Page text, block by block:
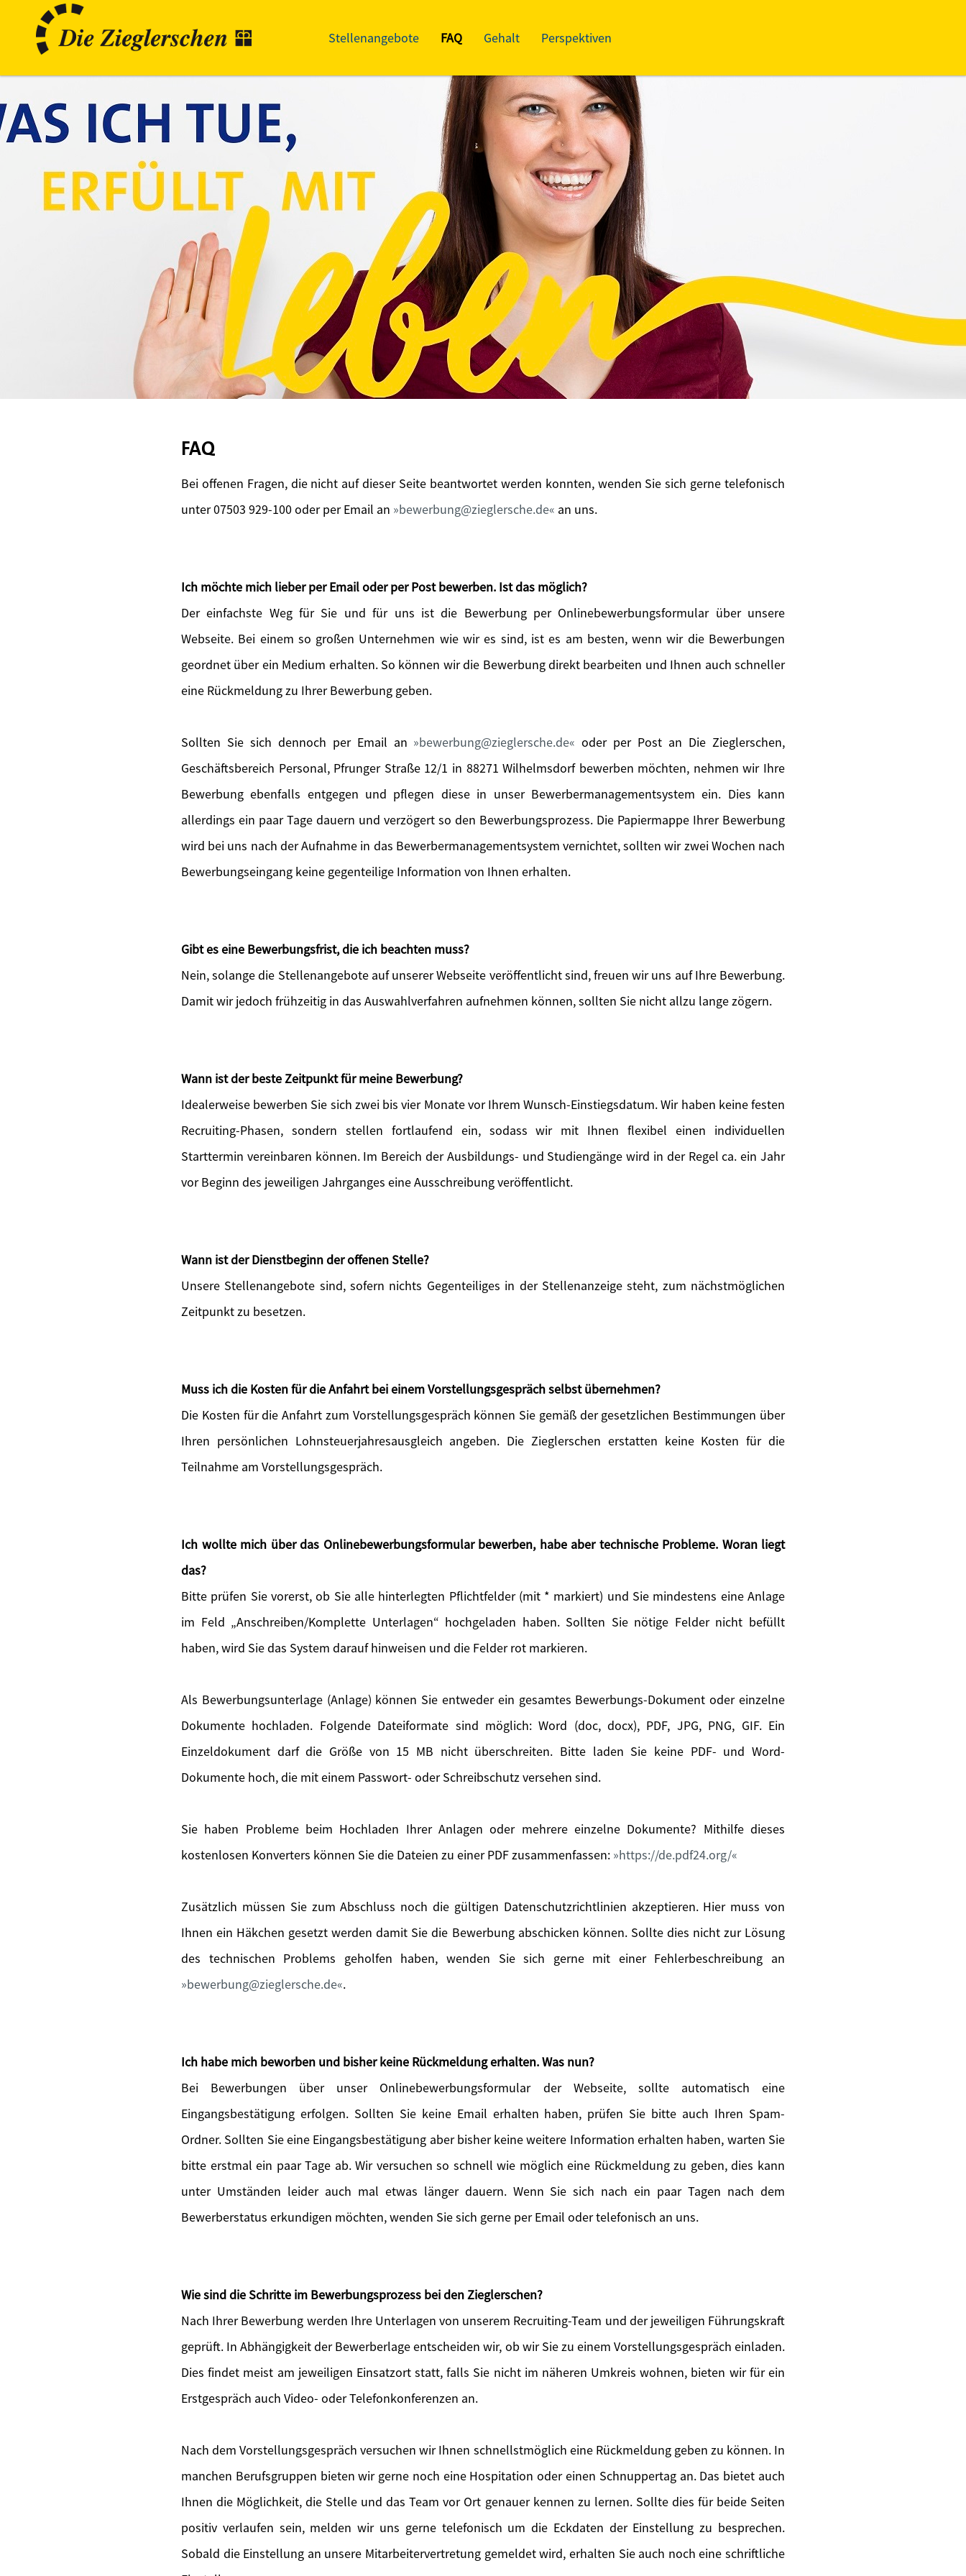
Stellenangebote FAQ Gehalt Perspektiven
FAQ
Bei offenen Fragen, die nicht auf dieser Seite beantwortet werden konnten, wenden Sie sich gerne telefonisch
unter 07503 929-100 oder per Email an
bewerbung@zieglersche.de an uns.
Ich möchte mich lieber per Email oder per Post bewerben. Ist das möglich?
Der einfachste Weg für Sie und für uns ist die Bewerbung per Onlinebewerbungsformular über unsere
Webseite. Bei einem so großen Unternehmen wie wir es sind, ist es am besten, wenn wir die Bewerbungen
geordnet über ein Medium erhalten. So können wir die Bewerbung direkt bearbeiten und Ihnen auch schneller
eine Rückmeldung zu Ihrer Bewerbung geben.
Sollten Sie sich dennoch per Email an bewerbung@zieglersche.de
oder per Post an Die Zieglerschen,
Geschäftsbereich Personal, Pfrunger Straße 12/1 in 88271 Wilhelmsdorf bewerben möchten, nehmen wir Ihre
Bewerbung ebenfalls entgegen und pflegen diese in unser Bewerbermanagementsystem ein. Dies kann
allerdings ein paar Tage dauern und verzögert so den Bewerbungsprozess. Die Papiermappe Ihrer Bewerbung
wird bei uns nach der Aufnahme in das Bewerbermanagementsystem vernichtet, sollten wir zwei Wochen nach
Bewerbungseingang keine gegenteilige Information von Ihnen erhalten.
Gibt es eine Bewerbungsfrist, die ich beachten muss?
Nein, solange die Stellenangebote auf unserer Webseite veröffentlicht sind, freuen wir uns auf Ihre Bewerbung.
Damit wir jedoch frühzeitig in das Auswahlverfahren aufnehmen können, sollten Sie nicht allzu lange zögern.
Wann ist der beste Zeitpunkt für meine Bewerbung?
Idealerweise bewerben Sie sich zwei bis vier Monate vor Ihrem Wunsch-Einstiegsdatum. Wir haben keine festen
Recruiting-Phasen, sondern stellen fortlaufend ein, sodass wir mit Ihnen flexibel einen individuellen
Starttermin vereinbaren können. Im Bereich der Ausbildungs- und Studiengänge wird in der Regel ca. ein Jahr
vor Beginn des jeweiligen Jahrganges eine Ausschreibung veröffentlicht.
Wann ist der Dienstbeginn der offenen Stelle?
Unsere Stellenangebote sind, sofern nichts Gegenteiliges in der Stellenanzeige steht, zum nächstmöglichen
Zeitpunkt zu besetzen.
Muss ich die Kosten für die Anfahrt bei einem Vorstellungsgespräch selbst übernehmen?
Die Kosten für die Anfahrt zum Vorstellungsgespräch können Sie gemäß der gesetzlichen Bestimmungen über
Ihren persönlichen Lohnsteuerjahresausgleich angeben. Die Zieglerschen erstatten keine Kosten für die
Teilnahme am Vorstellungsgespräch.
Ich wollte mich über das Onlinebewerbungsformular bewerben, habe aber technische Probleme. Woran liegt
das?
Bitte prüfen Sie vorerst, ob Sie alle hinterlegten Pflichtfelder (mit * markiert) und Sie mindestens eine Anlage
im Feld „Anschreiben/Komplette Unterlagen“ hochgeladen haben. Sollten Sie nötige Felder nicht befüllt
haben, wird Sie das System darauf hinweisen und die Felder rot markieren.
Als Bewerbungsunterlage (Anlage) können Sie entweder ein gesamtes Bewerbungs-Dokument oder einzelne
Dokumente hochladen. Folgende Dateiformate sind möglich: Word (doc, docx), PDF, JPG, PNG, GIF. Ein
Einzeldokument darf die Größe von 15 MB nicht überschreiten. Bitte laden Sie keine PDF- und Word-
Dokumente hoch, die mit einem Passwort- oder Schreibschutz versehen sind.
Sie haben Probleme beim Hochladen Ihrer Anlagen oder mehrere einzelne Dokumente? Mithilfe dieses
kostenlosen Konverters können Sie die Dateien zu einer PDF zusammenfassen: https://de.pdf24.org/
Zusätzlich müssen Sie zum Abschluss noch die gültigen Datenschutzrichtlinien akzeptieren. Hier muss von
Ihnen ein Häkchen gesetzt werden damit Sie die Bewerbung abschicken können. Sollte dies nicht zur Lösung
des technischen Problems geholfen haben, wenden Sie sich gerne mit einer Fehlerbeschreibung an
bewerbung@zieglersche.de .
Ich habe mich beworben und bisher keine Rückmeldung erhalten. Was nun?
Bei Bewerbungen über unser Onlinebewerbungsformular der Webseite, sollte automatisch eine
Eingangsbestätigung erfolgen. Sollten Sie keine Email erhalten haben, prüfen Sie bitte auch Ihren Spam-
Ordner. Sollten Sie eine Eingangsbestätigung aber bisher keine weitere Information erhalten haben, warten Sie
bitte erstmal ein paar Tage ab. Wir versuchen so schnell wie möglich eine Rückmeldung zu geben, dies kann
unter Umständen leider auch mal etwas länger dauern. Wenn Sie sich nach ein paar Tagen nach dem
Bewerberstatus erkundigen möchten, wenden Sie sich gerne per Email oder telefonisch an uns.
Wie sind die Schritte im Bewerbungsprozess bei den Zieglerschen?
Nach Ihrer Bewerbung werden Ihre Unterlagen von unserem Recruiting-Team und der jeweiligen Führungskraft
geprüft. In Abhängigkeit der Bewerberlage entscheiden wir, ob wir Sie zu einem Vorstellungsgespräch einladen.
Dies findet meist am jeweiligen Einsatzort statt, falls Sie nicht im näheren Umkreis wohnen, bieten wir für ein
Erstgespräch auch Video- oder Telefonkonferenzen an.
Nach dem Vorstellungsgespräch versuchen wir Ihnen schnellstmöglich eine Rückmeldung geben zu können. In
manchen Berufsgruppen bieten wir gerne noch eine Hospitation oder einen Schnuppertag an. Das bietet auch
Ihnen die Möglichkeit, die Stelle und das Team vor Ort genauer kennen zu lernen. Sollte dies für beide Seiten
positiv verlaufen sein, melden wir uns gerne telefonisch um die Eckdaten der Einstellung zu besprechen.
Sobald die Einstellung an unsere Mitarbeitervertretung gemeldet wird, erhalten Sie auch noch eine schriftliche